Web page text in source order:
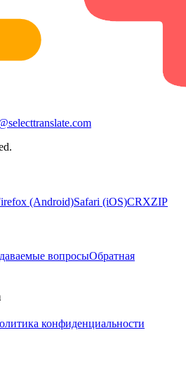
(Android)Safari (iOS)CRXZIP
вопросыОбратная
конфиденциальности